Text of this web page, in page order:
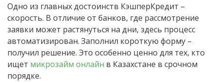
Одно из главных достоинств КэшперКредит –
скорость. В отличие от банков, где рассмотрение
заявки может растянуться на дни, здесь процесс
автоматизирован. Заполнил короткую форму –
получил решение. Это особенно ценно для тех, кто
ищет микрозайм онлайн в Казахстане в срочном
порядке.